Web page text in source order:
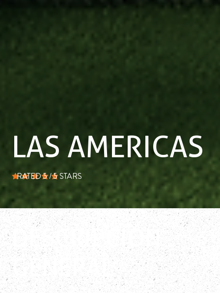
LAS AMERICAS
la calificación promedio es 5 de 5
RATED 5 / 5 STARS
DESCRIPCIÓN
GENERAL